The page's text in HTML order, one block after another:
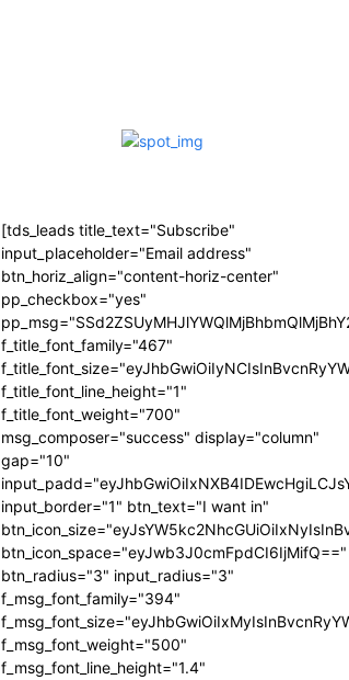
[tds_leads title_text="Subscribe"
input_placeholder="Email address"
btn_horiz_align="content-horiz-center"
pp_checkbox="yes"
f_title_font_family="467"
f_title_font_line_height="1"
f_title_font_weight="700"
msg_composer="success" display="column"
gap="10"
input_border="1" btn_text="I want in"
btn_icon_space="eyJwb3J0cmFpdCI6IjMifQ=="
btn_radius="3" input_radius="3"
f_msg_font_family="394"
f_msg_font_weight="500"
f_msg_font_line_height="1.4"